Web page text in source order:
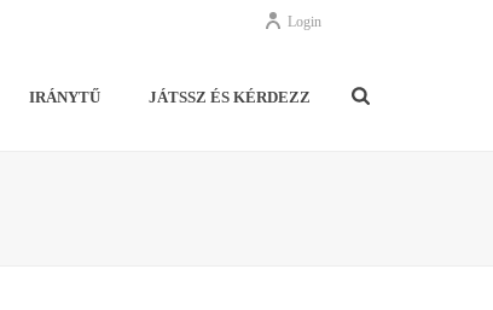
Login
IRÁNYTŰ JÁTSSZ ÉS KÉRDEZZ